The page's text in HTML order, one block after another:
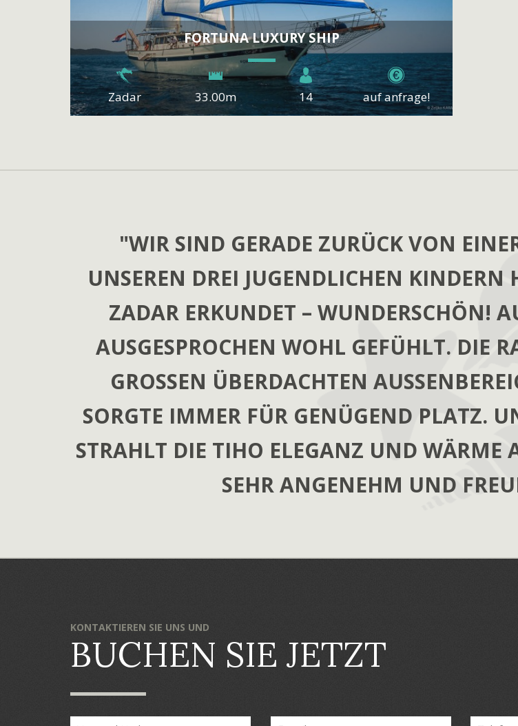
FORTUNA LUXURY SHIP
Zadar 33.00m 14 auf anfrage!
"WIR SIND GERADE ZURÜCK VON
UNSEREN DREI JUGENDLICHEN
ZADAR ERKUNDET – WUNDERSCHÖN!
AUSGESPROCHEN WOHL GEFÜHLT. DIE
GROSSEN ÜBERDACHTEN
SORGTE IMMER FÜR GENÜGEND PLATZ.
STRAHLT DIE TIHO ELEGANZ UND WÄRME
SEHR ANGENEHM UND
"CRUISING WITH CLASSIC ADRIA WAS ONE
LIFE! THANK YOU AND SEE
KONTAKTIEREN SIE UNS UND
BUCHEN SIE JETZT